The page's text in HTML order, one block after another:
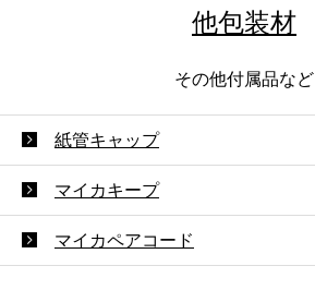
他包装材
その他付属品など
紙管キャップ
マイカキープ
マイカペアコード